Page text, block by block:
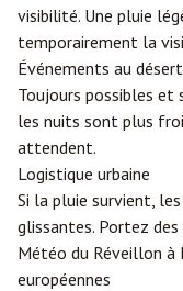
visibilité. Une pluie
temporairement la
Événements au désert
Toujours possibles et
les nuits sont plus
attendent.
Logistique urbaine
Si la pluie survient,
glissantes. Portez des
Météo du Réveillon à
européennes